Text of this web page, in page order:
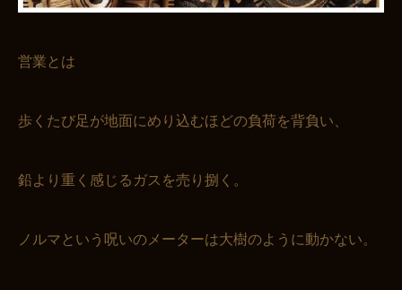
営業とは
歩くたび足が地面にめり込むほどの負荷を背負い、
鉛より重く感じるガスを売り捌く。
ノルマという呪いのメーターは大樹のように動かない。